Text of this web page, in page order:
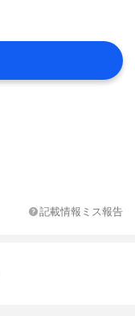
記載情報ミス報告